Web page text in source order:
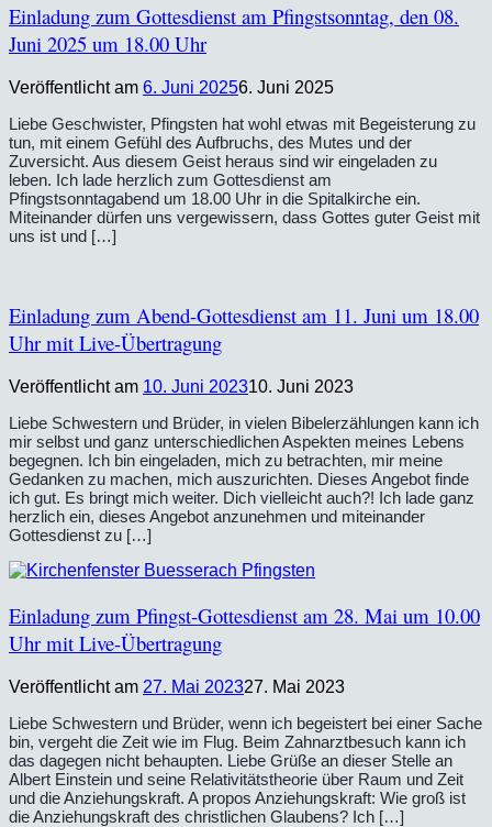
Einladung zum Gottesdienst am Pfingstsonntag, den 08.
Juni 2025 um 18.00 Uhr
Veröffentlicht am 6. Juni 20256. Juni 2025
Liebe Geschwister, Pfingsten hat wohl etwas mit Begeisterung zu
tun, mit einem Gefühl des Aufbruchs, des Mutes und der
Zuversicht. Aus diesem Geist heraus sind wir eingeladen zu
leben. Ich lade herzlich zum Gottesdienst am
Pfingstsonntagabend um 18.00 Uhr in die Spitalkirche ein.
Miteinander dürfen uns vergewissern, dass Gottes guter Geist mit
uns ist und […]
Einladung zum Abend-Gottesdienst am 11. Juni um 18.00
Uhr mit Live-Übertragung
Veröffentlicht am 10. Juni 202310. Juni 2023
Liebe Schwestern und Brüder, in vielen Bibelerzählungen kann ich
mir selbst und ganz unterschiedlichen Aspekten meines Lebens
begegnen. Ich bin eingeladen, mich zu betrachten, mir meine
Gedanken zu machen, mich auszurichten. Dieses Angebot finde
ich gut. Es bringt mich weiter. Dich vielleicht auch?! Ich lade ganz
herzlich ein, dieses Angebot anzunehmen und miteinander
Gottesdienst zu […]
Einladung zum Pfingst-Gottesdienst am 28. Mai um 10.00
Uhr mit Live-Übertragung
Veröffentlicht am 27. Mai 202327. Mai 2023
Liebe Schwestern und Brüder, wenn ich begeistert bei einer Sache
bin, vergeht die Zeit wie im Flug. Beim Zahnarztbesuch kann ich
das dagegen nicht behaupten. Liebe Grüße an dieser Stelle an
Albert Einstein und seine Relativitätstheorie über Raum und Zeit
und die Anziehungskraft. A propos Anziehungskraft: Wie groß ist
die Anziehungskraft des christlichen Glaubens? Ich […]